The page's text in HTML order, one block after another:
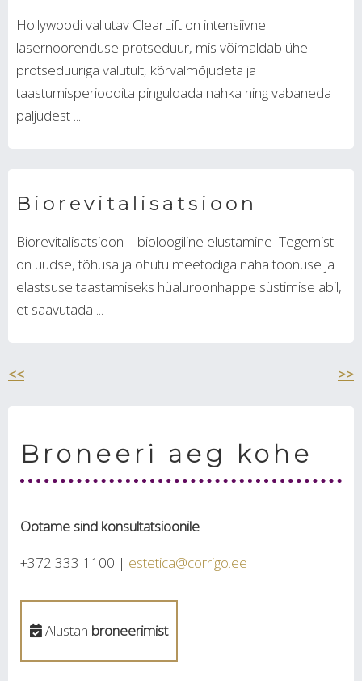
Hollywoodi vallutav ClearLift on intensiivne
lasernoorenduse protseduur, mis võimaldab ühe
protseduuriga valutult, kõrvalmõjudeta ja
taastumisperioodita pinguldada nahka ning vabaneda
paljudest ...
Biorevitalisatsioon
Biorevitalisatsioon – bioloogiline elustamine Tegemist
on uudse, tõhusa ja ohutu meetodiga naha toonuse ja
elastsuse taastamiseks hüaluroonhappe süstimise abil,
et saavutada ...
<< >>
Broneeri aeg kohe
Ootame sind konsultatsioonile
+372 333 1100 | estetica@corrigo.ee
Alustan broneerimist